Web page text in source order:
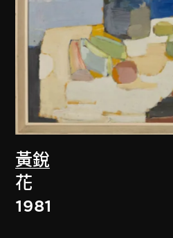
黃銳
花
1981